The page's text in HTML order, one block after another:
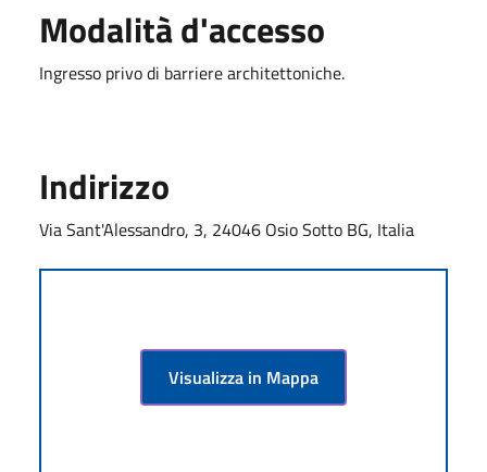
Modalità d'accesso
Ingresso privo di barriere architettoniche.
Indirizzo
Via Sant'Alessandro, 3, 24046 Osio Sotto BG, Italia
Visualizza in Mappa